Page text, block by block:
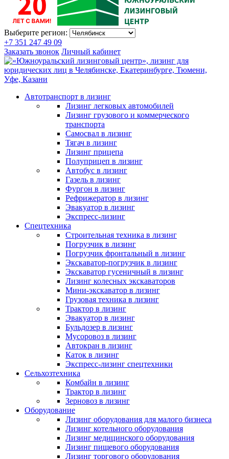
Выберите регион:
+7 351 247 49 09
Заказать звонок Личный кабинет
Автотранспорт в лизинг
Лизинг легковых автомобилей
Лизинг грузового и коммерческого
транспорта
Самосвал в лизинг
Тягач в лизинг
Лизинг прицепа
Полуприцеп в лизинг
Автобус в лизинг
Газель в лизинг
Фургон в лизинг
Рефрижератор в лизинг
Эвакуатор в лизинг
Экспресс-лизинг
Спецтехника
Строительная техника в лизинг
Погрузчик в лизинг
Погрузчик фронтальный в лизинг
Экскаватор-погрузчик в лизинг
Экскаватор гусеничный в лизинг
Лизинг колесных экскаваторов
Мини-экскаватор в лизинг
Грузовая техника в лизинг
Трактор в лизинг
Эвакуатор в лизинг
Бульдозер в лизинг
Мусоровоз в лизинг
Автокран в лизинг
Каток в лизинг
Экспресс-лизинг спецтехники
Сельхозтехника
Комбайн в лизинг
Трактор в лизинг
Зерновоз в лизинг
Оборудование
Лизинг оборудования для малого бизнеса
Лизинг котельного оборудования
Лизинг медицинского оборудования
Лизинг пищевого оборудования
Лизинг торгового оборудования